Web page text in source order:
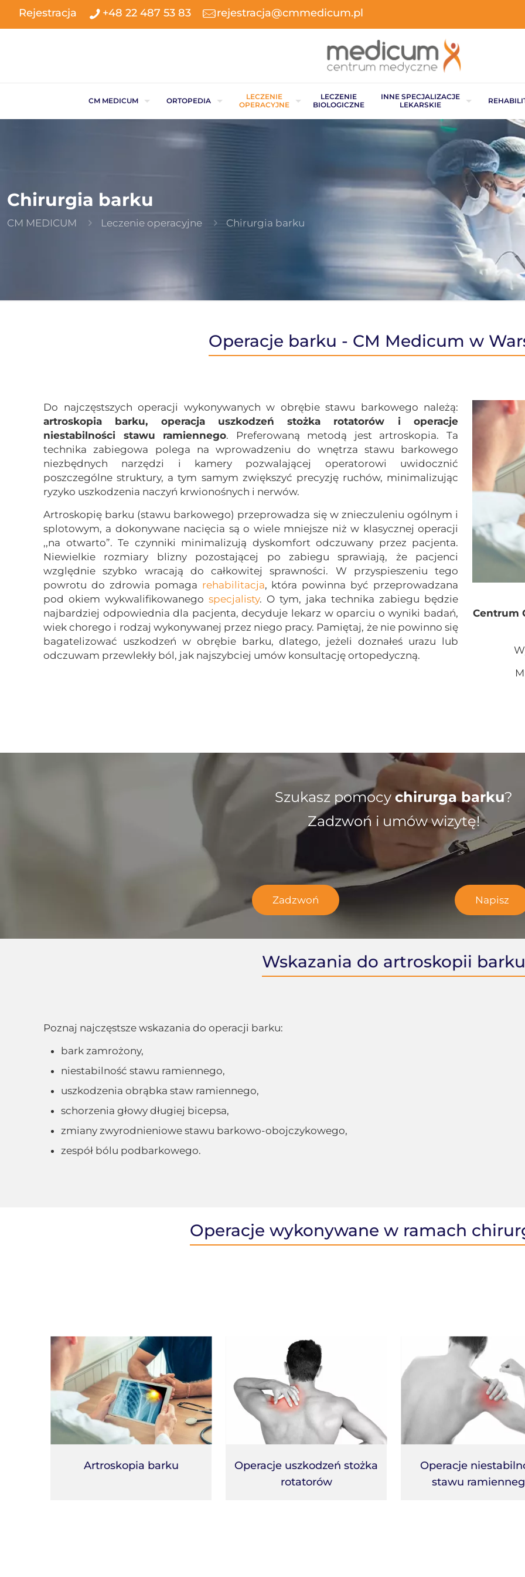
Rejestracja +48 22 487 53 83 rejestracja@cmmedicum.pl
CM MEDICUM ORTOPEDIA
LECZENIE
OPERACYJNE
LECZENIE
BIOLOGICZNE
INNE SPECJALIZACJE
LEKARSKIE
Chirurgia barku
CM MEDICUM Leczenie operacyjne Chirurgia barku
Operacje barku - CM Medicum w
Do najczęstszych operacji wykonywanych w obrębie stawu barkowego należą:
artroskopia barku, operacja uszkodzeń stożka rotatorów i operacje
niestabilności stawu ramiennego. Preferowaną metodą jest artroskopia. Ta
technika zabiegowa polega na wprowadzeniu do wnętrza stawu barkowego
niezbędnych narzędzi i kamery pozwalającej operatorowi uwidocznić
poszczególne struktury, a tym samym zwiększyć precyzję ruchów, minimalizując
ryzyko uszkodzenia naczyń krwionośnych i nerwów.
Artroskopię barku (stawu barkowego) przeprowadza się w znieczuleniu ogólnym i
splotowym, a dokonywane nacięcia są o wiele mniejsze niż w klasycznej operacji
,,na otwarto”. Te czynniki minimalizują dyskomfort odczuwany przez pacjenta.
Niewielkie rozmiary blizny pozostającej po zabiegu sprawiają, że pacjenci
względnie szybko wracają do całkowitej sprawności. W przyspieszeniu tego
powrotu do zdrowia pomaga rehabilitacja, która powinna być przeprowadzana
pod okiem wykwalifikowanego specjalisty. O tym, jaka technika zabiegu będzie
najbardziej odpowiednia dla pacjenta, decyduje lekarz w oparciu o wyniki badań,
wiek chorego i rodzaj wykonywanej przez niego pracy. Pamiętaj, że nie powinno się
bagatelizować uszkodzeń w obrębie barku, dlatego, jeżeli doznałeś urazu lub
odczuwam przewlekły ból, jak najszybciej umów konsultację ortopedyczną.
Centrum
Szukasz pomocy chirurga barku?
Zadzwoń i umów wizytę!
Zadzwoń Napisz
Wskazania do artroskopii barku
Poznaj najczęstsze wskazania do operacji barku:
bark zamrożony,
niestabilność stawu ramiennego,
uszkodzenia obrąbka staw ramiennego,
schorzenia głowy długiej bicepsa,
zmiany zwyrodnieniowe stawu barkowo-obojczykowego,
zespół bólu podbarkowego.
Operacje wykonywane w ramach
Artroskopia barku
Operacje uszkodzeń stożka
rotatorów
Operacje
stawu